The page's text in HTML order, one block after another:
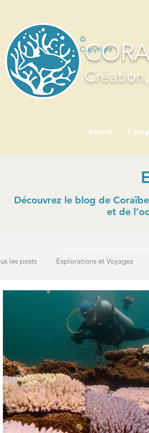
©
Copyright
Accueil À
Découvrez le blog de
et de
les posts Explorations et Voyages